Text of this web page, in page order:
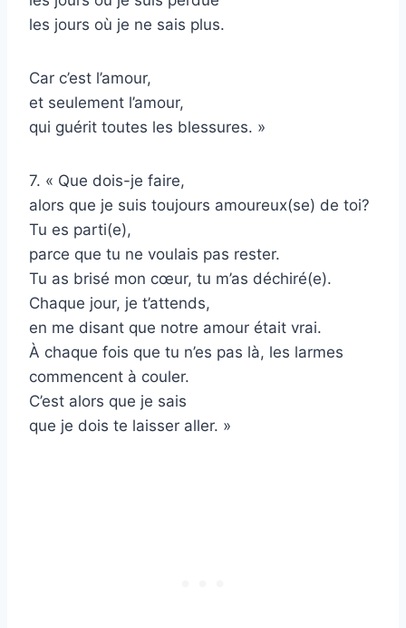
les jours où je ne sais plus.
Car c’est l’amour,
et seulement l’amour,
qui guérit toutes les blessures. »
7. « Que dois-je faire,
alors que je suis toujours amoureux(se) de toi?
Tu es parti(e),
parce que tu ne voulais pas rester.
Tu as brisé mon cœur, tu m’as déchiré(e).
Chaque jour, je t’attends,
en me disant que notre amour était vrai.
À chaque fois que tu n’es pas là, les larmes
commencent à couler.
C’est alors que je sais
que je dois te laisser aller. »